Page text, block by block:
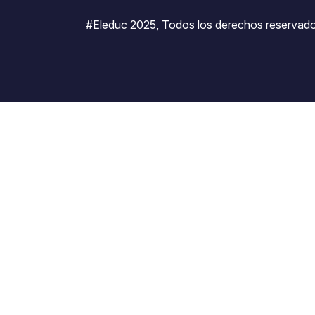
#Eleduc 2025, Todos los derechos